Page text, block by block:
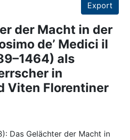
Export
der Macht in der
de’ Medici il
als
in
Viten Florentiner
Das Gelächter der Macht in